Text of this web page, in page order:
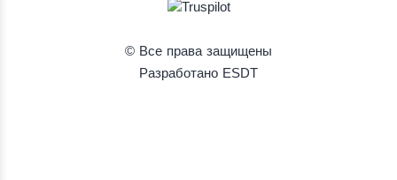
© Все права защищены
Разработано ESDT